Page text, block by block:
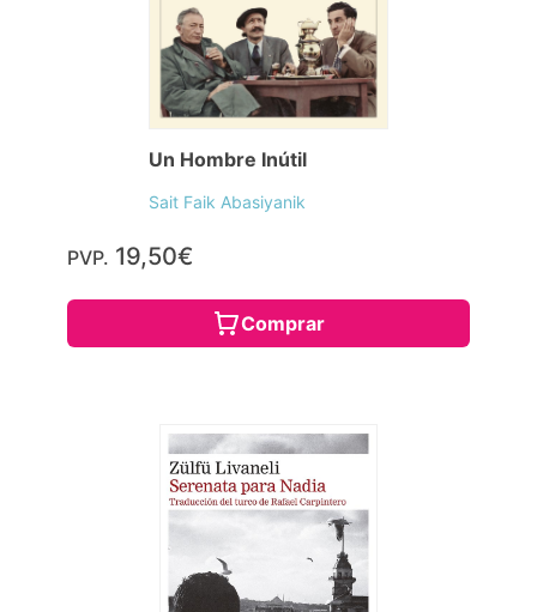
Un Hombre Inútil
Sait Faik Abasiyanik
PVP. 19,50€
Comprar